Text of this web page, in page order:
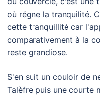
où régne la tranquilité.
cette tranquillité car
comparativement à la
reste grandiose.
S'en suit un couloir de
Talèfre puis une courte